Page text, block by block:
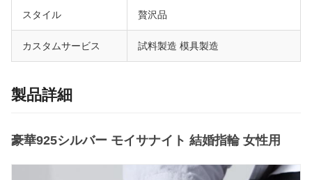
スタイル 贅沢品
カスタムサービス 試料製造 模具製造
製品詳細
豪華925シルバー モイサナイト 結婚指輪 女性用